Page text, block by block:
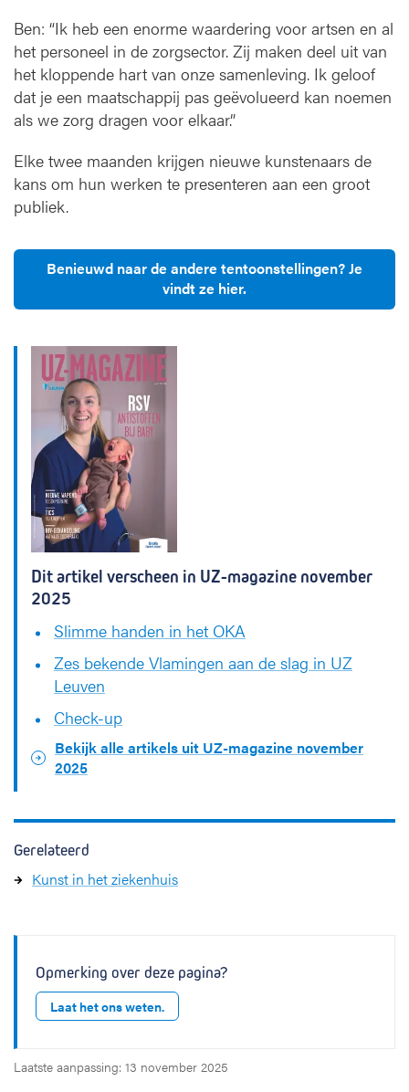
Ben: “Ik heb een enorme waardering voor artsen en al
het personeel in de zorgsector. Zij maken deel uit van
het kloppende hart van onze samenleving. Ik geloof
dat je een maatschappij pas geëvolueerd kan noemen
als we zorg dragen voor elkaar.”
Elke twee maanden krijgen nieuwe kunstenaars de
kans om hun werken te presenteren aan een groot
publiek.
Benieuwd naar de andere tentoonstellingen? Je
vindt ze hier.
Dit artikel verscheen in UZ-magazine november
2025
Slimme handen in het OKA
Zes bekende Vlamingen aan de slag in UZ
Leuven
Check-up
Bekijk alle artikels uit UZ-magazine november
2025
Gerelateerd
Kunst in het ziekenhuis
Opmerking over deze pagina?
Laat het ons weten.
Laatste aanpassing: 13 november 2025